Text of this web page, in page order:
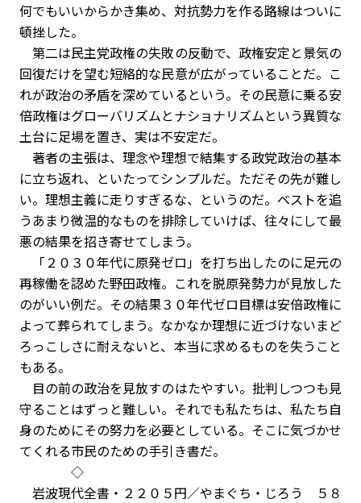
何でもいいからかき集め、対抗勢力を作る路線はついに
頓挫した。
第二は民主党政権の失敗の反動で、政権安定と景気の
回復だけを望む短絡的な民意が広がっていることだ。こ
れが政治の矛盾を深めているという。その民意に乗る安
倍政権はグローバリズムとナショナリズムという異質な
土台に足場を置き、実は不安定だ。
著者の主張は、理念や理想で結集する政党政治の基本
に立ち返れ、といたってシンプルだ。ただその先が難し
い。理想主義に走りすぎるな、というのだ。ベストを追
うあまり微温的なものを排除していけば、往々にして最
悪の結果を招き寄せてしまう。
「２０３０年代に原発ゼロ」を打ち出したのに足元の
再稼働を認めた野田政権。これを脱原発勢力が見放した
のがいい例だ。その結果３０年代ゼロ目標は安倍政権に
よって葬られてしまう。なかなか理想に近づけないまど
ろっこしさに耐えないと、本当に求めるものを失うこと
もある。
目の前の政治を見放すのはたやすい。批判しつつも見
守ることはずっと難しい。それでも私たちは、私たち自
身のためにその努力を必要としている。そこに気づかせ
てくれる市民のための手引き書だ。
◇
岩波現代全書・２２０５円／やまぐち・じろう ５８